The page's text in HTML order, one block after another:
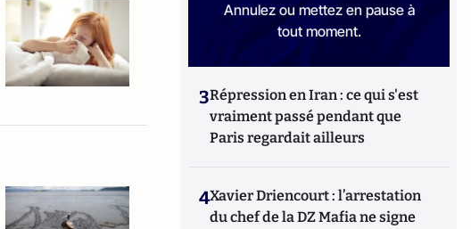
Annulez ou mettez en pause à
tout moment.
3Répression en Iran : ce qui s'est
vraiment passé pendant que
Paris regardait ailleurs
4Xavier Driencourt : l’arrestation
du chef de la DZ Mafia ne signe